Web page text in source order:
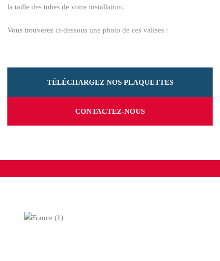
la taille des tubes de votre installation.
Vous trouverez ci-dessous une photo de ces valises :
TÉLÉCHARGEZ NOS PLAQUETTES
CONTACTEZ-NOUS